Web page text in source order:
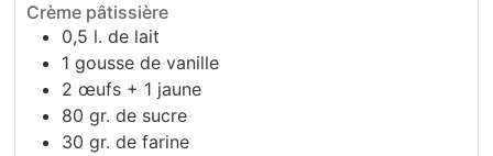
Crème pâtissière
0,5 l. de lait
1 gousse de vanille
2 œufs + 1 jaune
80 gr. de sucre
30 gr. de farine